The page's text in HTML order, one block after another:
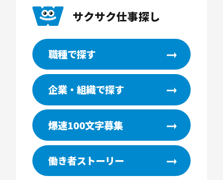
サクサク仕事探し
職種で探す
企業・組織で探す
爆速100文字募集
働き者ストーリー